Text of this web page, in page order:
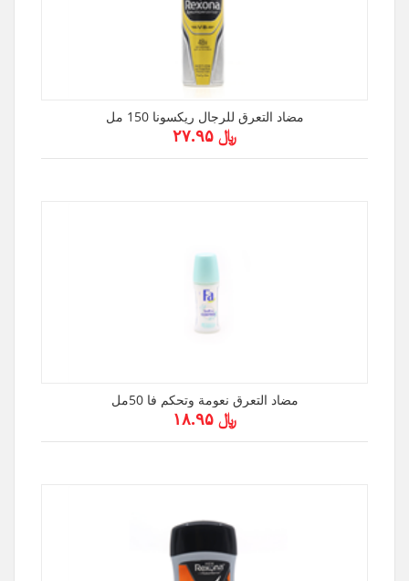
مضاد التعرق للرجال ريكسونا 150 مل
﷼ ۲۷.۹۵
مضاد التعرق نعومة وتحكم فا 50مل
﷼ ۱۸.۹۵